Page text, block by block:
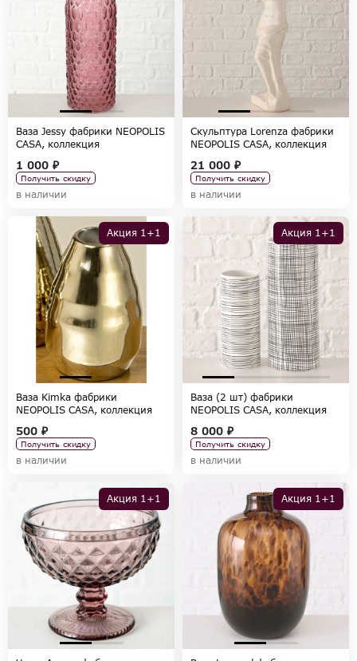
Ваза Jessy фабрики NEOPOLIS
CASA, коллекция
1 000 ₽
Получить скидку
в наличии
Скульптура Lorenza фабрики
NEOPOLIS CASA, коллекция
21 000 ₽
Получить скидку
в наличии
Акция 1+1
Ваза Kimka фабрики
NEOPOLIS CASA, коллекция
500 ₽
Получить скидку
в наличии
Акция 1+1
Ваза (2 шт) фабрики
NEOPOLIS CASA, коллекция
8 000 ₽
Получить скидку
в наличии
Акция 1+1 Акция 1+1